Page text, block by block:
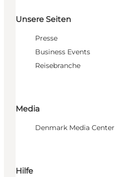
Unsere Seiten
Presse
Business Events
Reisebranche
Media
Denmark Media Center
Hilfe